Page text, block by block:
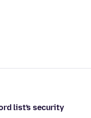
list's security